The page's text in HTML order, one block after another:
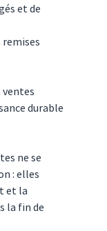
et de
remises
durable
ne se
: elles
et la
la fin de